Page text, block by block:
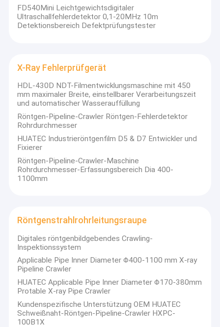
FD540Mini Leichtgewichtsdigitaler
Ultraschallfehlerdetektor 0,1-20MHz 10m
Detektionsbereich Defektprüfungstester
X-Ray Fehlerprüfgerät
HDL-430D NDT-Filmentwicklungsmaschine mit 450
mm maximaler Breite, einstellbarer Verarbeitungszeit
und automatischer Wasserauffüllung
Röntgen-Pipeline-Crawler Röntgen-Fehlerdetektor
Rohrdurchmesser
HUATEC Industrieröntgenfilm D5 & D7 Entwickler und
Fixierer
Röntgen-Pipeline-Crawler-Maschine
Rohrdurchmesser-Erfassungsbereich Dia 400-
1100mm
Röntgenstrahlrohrleitungsraupe
Digitales röntgenbildgebendes Crawling-
Inspektionssystem
Applicable Pipe Inner Diameter Φ400-1100 mm X-ray
Pipeline Crawler
HUATEC Applicable Pipe Inner Diameter Φ170-380mm
Protable X-ray Pipe Crawler
Kundenspezifische Unterstützung OEM HUATEC
Schweißnaht-Röntgen-Pipeline-Crawler HXPC-
100B1X